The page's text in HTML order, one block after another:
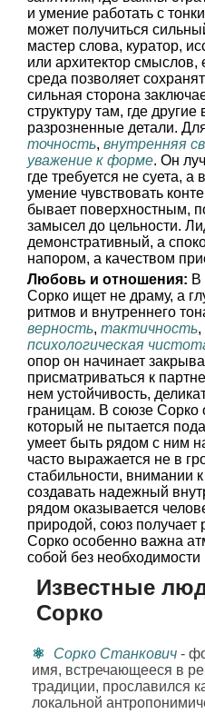
и умение работать с
может получиться
мастер слова, куратор,
или архитектор
среда позволяет
сильная сторона
структуру там, где другие
разрозненные детали.
точность, внутренняя
уважение к форме. Он
где требуется не суета,
умение чувствовать
бывает поверхностным,
замысел до цельности.
демонстративный, а
напором, а качеством
Любовь и отношения: В
Сорко ищет не драму, а
ритмов и внутреннего
верность, тактичность,
психологическая
опор он начинает
присматриваться к
нем устойчивость,
границам. В союзе Сорко
который не пытается
умеет быть рядом с ним
часто выражается не в
стабильности, внимании
создавать надежный
рядом оказывается
природой, союз получает
Сорко особенно важна
собой без необходимости
Известные
Сорко
Сорко Станкович -
имя, встречающееся в
традиции, прославился
локальной